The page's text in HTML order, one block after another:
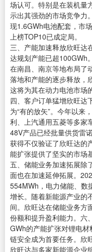
场认可。特别是在装机量
示出其强劲的市场竞争力
现1.6GWh电池配套，市
上榜TOP10已成定局。
三、产能加速释放欣旺达
达规划产能已超100GWh
在南昌、南京等地布局了
落地和产能的逐步释放，
这将为其在动力电池市场
四、客户订单猛增欣旺达
为“有的放矢”。今年以来
利、上汽通用五菱等多家
48V产品已经批量供货雷
获得不仅验证了欣旺达的
能扩张提供了坚实的市场
五、储能业务加速拓展除
面也在加速延伸拓展。
554MWh，电力储能、数
增长。随着新能源产业的
间。欣旺达在储能业务方
份额和提升盈利能力。六
GWh的产能扩张对锂电
链安全成为首要任务。欣
欣旺达与多家新能源企业